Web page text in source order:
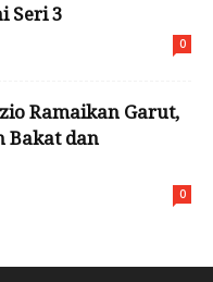
Seri 3
0
Ramaikan Garut,
Bakat dan
0